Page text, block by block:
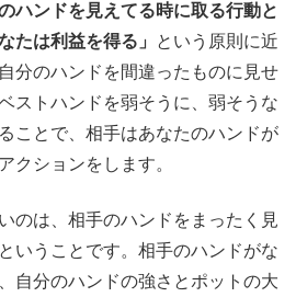
ハンドを見えてる時に取る行動と
たは利益を得る」
という原則に近
分のハンドを間違ったものに見せ
ストハンドを弱そうに、弱そうな
ことで、相手はあなたのハンドが
クションをします。
のは、相手のハンドをまったく見
いうことです。相手のハンドがな
自分のハンドの強さとポットの大